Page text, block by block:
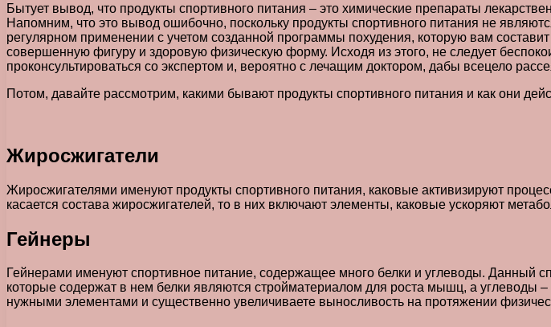
Бытует вывод, что продукты спортивного питания – это химические препараты
Напомним, что это вывод ошибочно, поскольку продукты спортивного питания не
регулярном применении с учетом созданной программы похудения, которую вам
совершенную фигуру и здоровую физическую форму. Исходя из этого, не следует
проконсультироваться со экспертом и, вероятно с лечащим доктором, дабы всецело
Потом, давайте рассмотрим, какими бывают продукты спортивного питания и как они
Жиросжигатели
Жиросжигателями именуют продукты спортивного питания, каковые активизируют
касается состава жиросжигателей, то в них включают элементы, каковые ускоряют
Гейнеры
Гейнерами именуют спортивное питание, содержащее много белки и углеводы. Данный
которые содержат в нем белки являются стройматериалом для роста мышц, а углеводы
нужными элементами и существенно увеличиваете выносливость на протяжении